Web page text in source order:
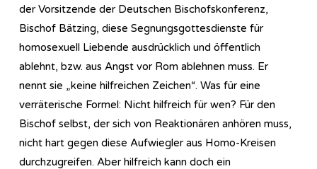
der Vorsitzende der Deutschen Bischofskonferenz,
Bischof Bätzing, diese Segnungsgottesdienste für
homosexuell Liebende ausdrücklich und öffentlich
ablehnt, bzw. aus Angst vor Rom ablehnen muss. Er
nennt sie „keine hilfreichen Zeichen“. Was für eine
verräterische Formel: Nicht hilfreich für wen? Für den
Bischof selbst, der sich von Reaktionären anhören muss,
nicht hart gegen diese Aufwiegler aus Homo-Kreisen
durchzugreifen. Aber hilfreich kann doch ein